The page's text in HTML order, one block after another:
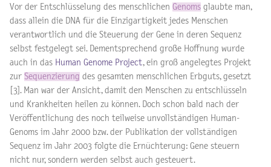
Vor der Entschlüsselung des menschlichen Genoms glaubte man,
dass allein die DNA für die Einzigartigkeit jedes Menschen
verantwortlich und die Steuerung der Gene in deren Sequenz
selbst festgelegt sei. Dementsprechend große Hoffnung wurde
auch in das Human Genome Project, ein groß angelegtes Projekt
zur Sequenzierung des gesamten menschlichen Erbguts, gesetzt
[3]. Man war der Ansicht, damit den Menschen zu entschlüsseln
und Krankheiten heilen zu können. Doch schon bald nach der
Veröffentlichung des noch teilweise unvollständigen Human-
Genoms im Jahr 2000 bzw. der Publikation der vollständigen
Sequenz im Jahr 2003 folgte die Ernüchterung: Gene steuern
nicht nur, sondern werden selbst auch gesteuert.